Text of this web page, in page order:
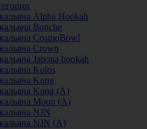
Alpha Hookah
Bonche
CosmoBowl
Crown
Japona hookah
Kolos
Kong
Kong (A)
Moon (А)
NJN
NJN (А)